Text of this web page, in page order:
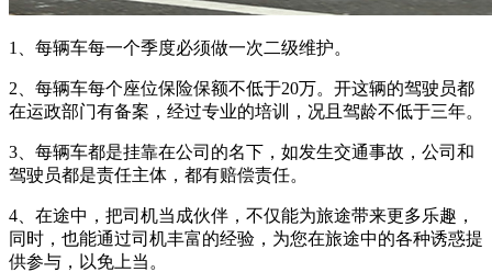
1、每辆车每一个季度必须做一次二级维护。
2、每辆车每个座位保险保额不低于20万。开这辆的驾驶员都
在运政部门有备案，经过专业的培训，况且驾龄不低于三年。
3、每辆车都是挂靠在公司的名下，如发生交通事故，公司和
驾驶员都是责任主体，都有赔偿责任。
4、在途中，把司机当成伙伴，不仅能为旅途带来更多乐趣，
同时，也能通过司机丰富的经验，为您在旅途中的各种诱惑提
供参与，以免上当。